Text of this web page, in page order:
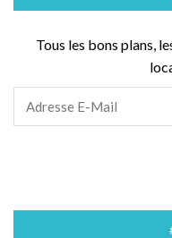
Tous les bons plans,